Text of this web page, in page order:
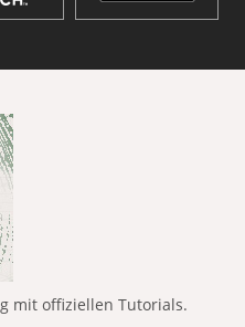
mit offiziellen Tutorials.